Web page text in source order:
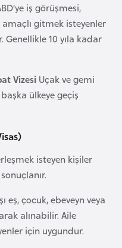
iş görüşmesi,
gitmek isteyenler
Genellikle 10 yıla kadar
Vizesi Uçak ve gemi
ülkeye geçiş
isteyen kişiler
eş, çocuk, ebeveyn veya
alınabilir. Aile
için uygundur.